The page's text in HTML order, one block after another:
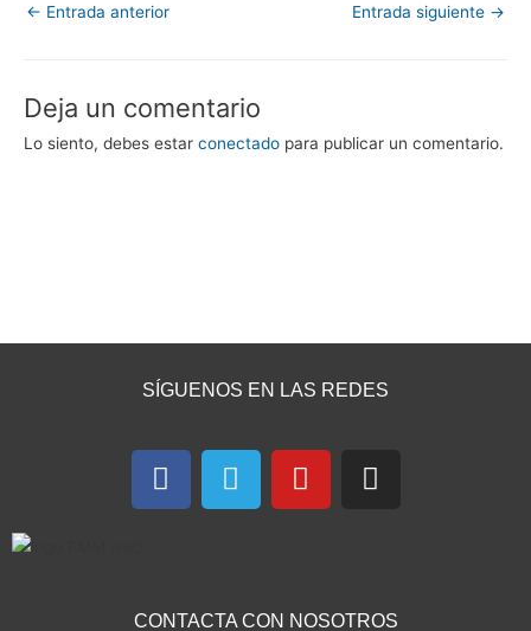
← Entrada anterior Entrada siguiente →
Deja un comentario
Lo siento, debes estar conectado para publicar un comentario.
SÍGUENOS EN LAS REDES
F
a
o
T
e
r
Y
o
b
I
n
g
CONTACTA CON NOSOTROS